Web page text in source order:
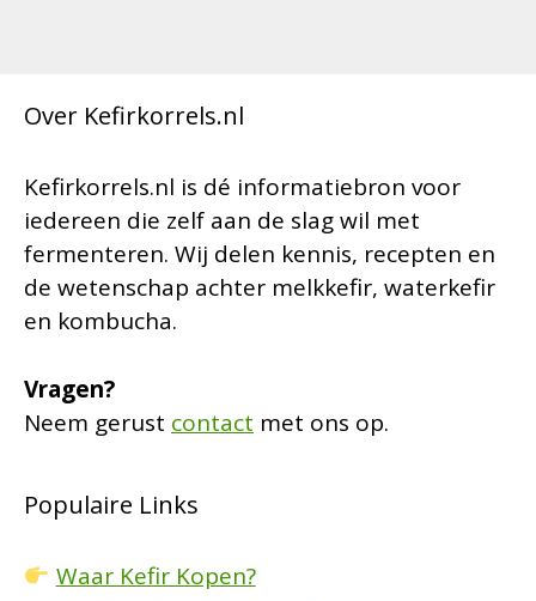
Over Kefirkorrels.nl
Kefirkorrels.nl is dé informatiebron voor
iedereen die zelf aan de slag wil met
fermenteren. Wij delen kennis, recepten en
de wetenschap achter melkkefir, waterkefir
en kombucha.
Vragen?
Neem gerust contact met ons op.
Populaire Links
Waar Kefir Kopen?